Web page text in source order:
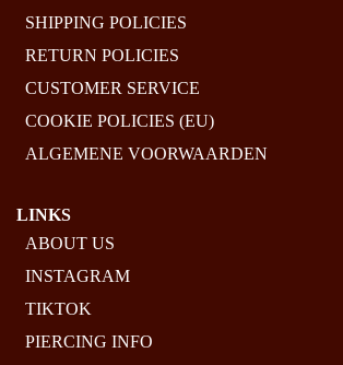
SHIPPING POLICIES
RETURN POLICIES
CUSTOMER SERVICE
COOKIE POLICIES (EU)
ALGEMENE VOORWAARDEN
LINKS
ABOUT US
INSTAGRAM
TIKTOK
PIERCING INFO